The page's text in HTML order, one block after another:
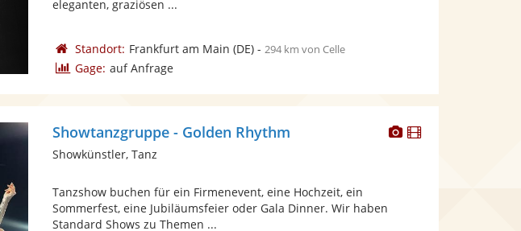
eleganten, graziösen ...
Standort: Frankfurt am Main (DE)- 294 km von Celle
Gage: auf Anfrage
DieserDieser
Showtanzgruppe - Golden Rhythm
Showkünstler, Tanz
Tanzshow buchen für ein Firmenevent, eine Hochzeit, ein
Sommerfest, eine Jubiläumsfeier oder Gala Dinner. Wir haben
Standard Shows zu Themen ...